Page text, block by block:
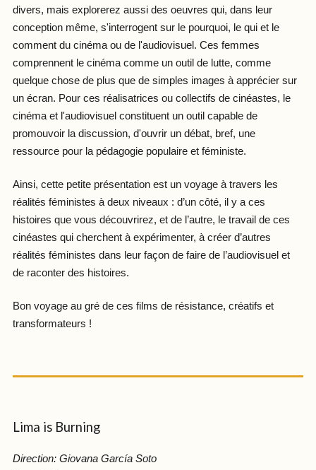
divers, mais explorerez aussi des oeuvres qui, dans leur
conception même, s'interrogent sur le pourquoi, le qui et le
comment du cinéma ou de l'audiovisuel. Ces femmes
comprennent le cinéma comme un outil de lutte, comme
quelque chose de plus que de simples images à apprécier sur
un écran. Pour ces réalisatrices ou collectifs de cinéastes, le
cinéma et l'audiovisuel constituent un outil capable de
promouvoir la discussion, d'ouvrir un débat, bref, une
ressource pour la pédagogie populaire et féministe.
Ainsi, cette petite présentation est un voyage à travers les
réalités féministes à deux niveaux : d’un côté, il y a ces
histoires que vous découvrirez, et de l’autre, le travail de ces
cinéastes qui cherchent à expérimenter, à créer d’autres
réalités féministes dans leur façon de faire de l’audiovisuel et
de raconter des histoires.
Bon voyage au gré de ces films de résistance, créatifs et
transformateurs !
Lima is Burning
Direction: Giovana García Soto